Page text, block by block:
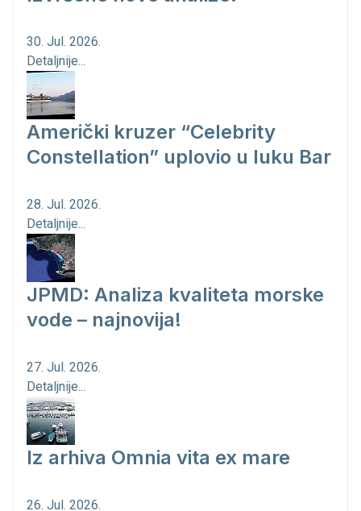
30. Jul. 2026.
Detaljnije...
Američki kruzer “Celebrity
Constellation” uplovio u luku Bar
28. Jul. 2026.
Detaljnije...
JPMD: Analiza kvaliteta morske
vode – najnovija!
27. Jul. 2026.
Detaljnije...
Iz arhiva Omnia vita ex mare
26. Jul. 2026.